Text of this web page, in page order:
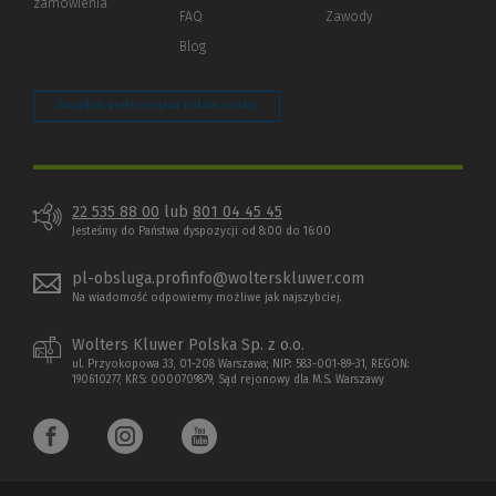
FAQ
Blog
Zawody
Zarządzaj preferencjami plików cookie
22 535 88 00 lub 801 04 45 45
Jesteśmy do Państwa dyspozycji od 8:00 do 16:00
pl-obsluga.profinfo@wolterskluwer.com
Na wiadomość odpowiemy możliwe jak najszybciej.
Wolters Kluwer Polska Sp. z o.o.
ul. Przyokopowa 33, 01-208 Warszawa; NIP: 583-001-89-31, REGON:
190610277, KRS: 0000709879, Sąd rejonowy dla M.S. Warszawy